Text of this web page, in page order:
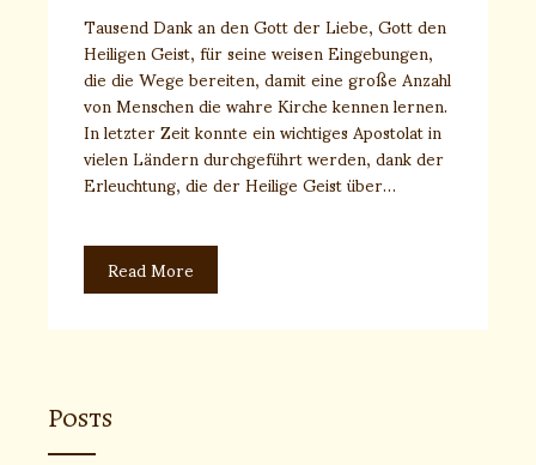
Tausend Dank an den Gott der Liebe, Gott den
Heiligen Geist, für seine weisen Eingebungen,
die die Wege bereiten, damit eine große Anzahl
von Menschen die wahre Kirche kennen lernen.
In letzter Zeit konnte ein wichtiges Apostolat in
vielen Ländern durchgeführt werden, dank der
Erleuchtung, die der Heilige Geist über…
Read More
Posts